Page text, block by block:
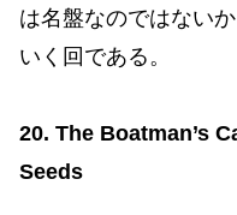
は名盤なのではない
いく回である。
20. The Boatman’s
Seeds